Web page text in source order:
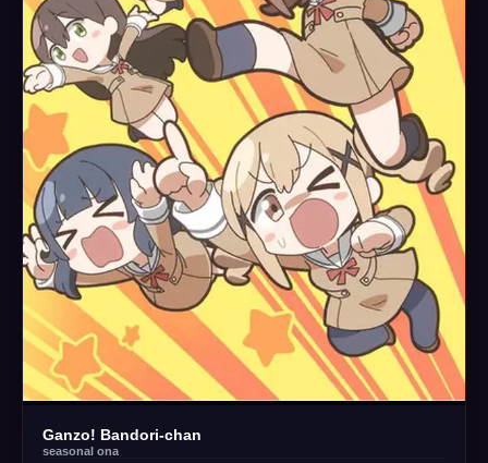
Ganzo! Bandori-chan
seasonal ona